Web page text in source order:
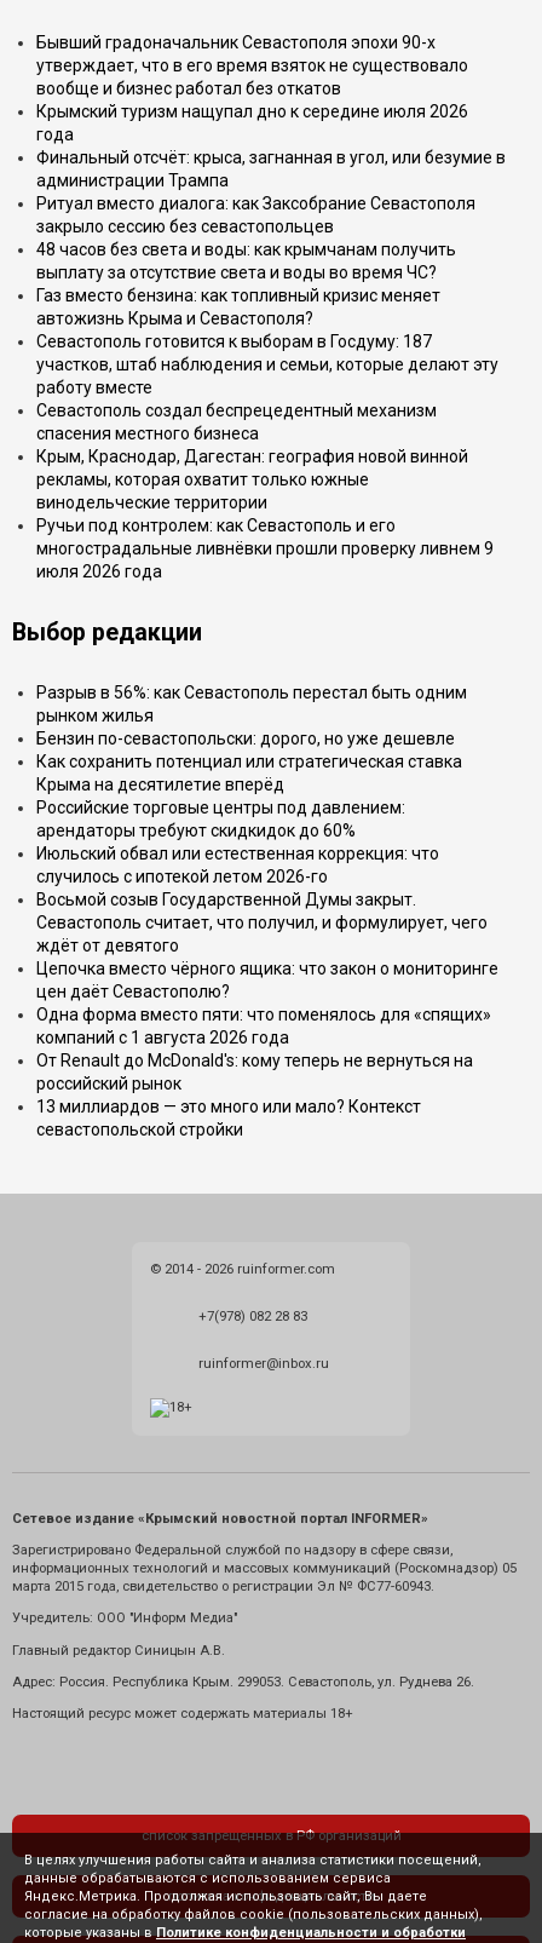
Бывший градоначальник Севастополя эпохи 90-х
утверждает, что в его время взяток не существовало
вообще и бизнес работал без откатов
Крымский туризм нащупал дно к середине июля 2026
года
Финальный отсчёт: крыса, загнанная в угол, или безумие в
администрации Трампа
Ритуал вместо диалога: как Заксобрание Севастополя
закрыло сессию без севастопольцев
48 часов без света и воды: как крымчанам получить
выплату за отсутствие света и воды во время ЧС?
Газ вместо бензина: как топливный кризис меняет
автожизнь Крыма и Севастополя?
Севастополь готовится к выборам в Госдуму: 187
участков, штаб наблюдения и семьи, которые делают эту
работу вместе
Севастополь создал беспрецедентный механизм
спасения местного бизнеса
Крым, Краснодар, Дагестан: география новой винной
рекламы, которая охватит только южные
винодельческие территории
Ручьи под контролем: как Севастополь и его
многострадальные ливнёвки прошли проверку ливнем 9
июля 2026 года
Выбор редакции
Разрыв в 56%: как Севастополь перестал быть одним
рынком жилья
Бензин по-севастопольски: дорого, но уже дешевле
Как сохранить потенциал или стратегическая ставка
Крыма на десятилетие вперёд
Российские торговые центры под давлением:
арендаторы требуют скидкидок до 60%
Июльский обвал или естественная коррекция: что
случилось с ипотекой летом 2026-го
Восьмой созыв Государственной Думы закрыт.
Севастополь считает, что получил, и формулирует, чего
ждёт от девятого
Цепочка вместо чёрного ящика: что закон о мониторинге
цен даёт Севастополю?
Одна форма вместо пяти: что поменялось для «спящих»
компаний с 1 августа 2026 года
От Renault до McDonald's: кому теперь не вернуться на
российский рынок
13 миллиардов — это много или мало? Контекст
севастопольской стройки
© 2014 - 2026 ruinformer.com
+7(978) 082 28 83
ruinformer@inbox.ru
Сетевое издание «Крымский новостной портал INFORMER»
Зарегистрировано Федеральной службой по надзору в сфере связи,
информационных технологий и массовых коммуникаций (Роскомнадзор) 05
марта 2015 года, свидетельство о регистрации Эл № ФС77-60943.
Учредитель: ООО "Информ Медиа"
Главный редактор Синицын А.В.
Адрес: Россия. Республика Крым. 299053. Севастополь, ул. Руднева 26.
Настоящий ресурс может содержать материалы 18+
список запрещенных в РФ организаций
политика конфиденциальности
В целях улучшения работы сайта и анализа статистики посещений,
данные обрабатываются с использованием сервиса
Яндекс.Метрика. Продолжая использовать сайт, Вы даете
согласие на обработку файлов cookie (пользовательских данных),
которые указаны в Политике конфиденциальности и обработки